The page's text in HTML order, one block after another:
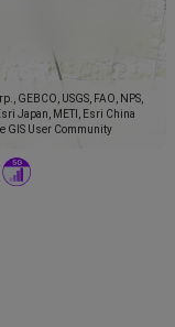
GEBCO, USGS, FAO, NPS,
Japan, METI, Esri China
GIS User Community